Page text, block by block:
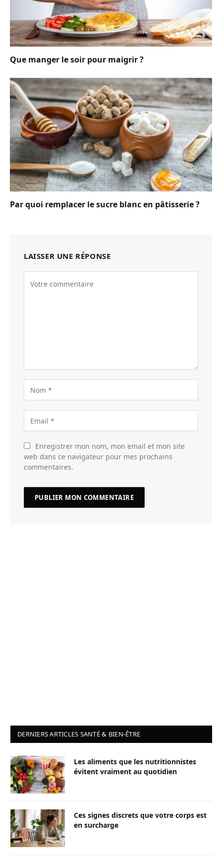
Que manger le soir pour maigrir ?
Par quoi remplacer le sucre blanc en pâtisserie ?
LAISSER UNE RÉPONSE
Enregistrer mon nom, mon email et mon site
web dans ce navigateur pour mes prochains
commentaires.
DERNIERS ARTICLES SANTÉ & BIEN-ÊTRE
Les aliments que les nutritionnistes
évitent vraiment au quotidien
Ces signes discrets que votre corps est
en surcharge